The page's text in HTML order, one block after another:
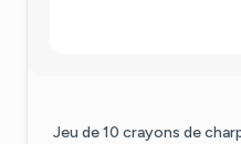
Jeu de 10 crayons de